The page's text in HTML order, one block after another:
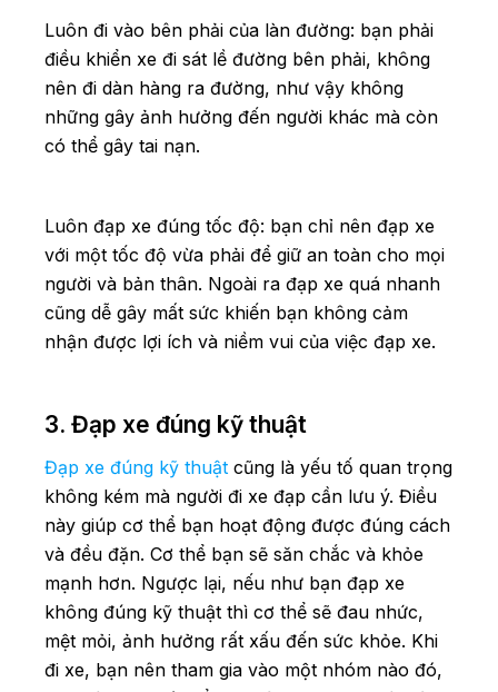
Luôn đi vào bên phải của làn đường: bạn phải
điều khiển xe đi sát lề đường bên phải, không
nên đi dàn hàng ra đường, như vậy không
những gây ảnh hưởng đến người khác mà còn
có thể gây tai nạn.
Luôn đạp xe đúng tốc độ: bạn chỉ nên đạp xe
với một tốc độ vừa phải để giữ an toàn cho mọi
người và bản thân. Ngoài ra đạp xe quá nhanh
cũng dễ gây mất sức khiến bạn không cảm
nhận được lợi ích và niềm vui của việc đạp xe.
3. Đạp xe đúng kỹ thuật
Đạp xe đúng kỹ thuật cũng là yếu tố quan trọng
không kém mà người đi xe đạp cần lưu ý. Điều
này giúp cơ thể bạn hoạt động được đúng cách
và đều đặn. Cơ thể bạn sẽ săn chắc và khỏe
mạnh hơn. Ngược lại, nếu như bạn đạp xe
không đúng kỹ thuật thì cơ thể sẽ đau nhức,
mệt mỏi, ảnh hưởng rất xấu đến sức khỏe. Khi
đi xe, bạn nên tham gia vào một nhóm nào đó,